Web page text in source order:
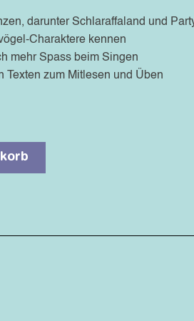
darunter Schlaraffaland und
Charaktere kennen
mehr Spass beim Singen
Texten zum Mitlesen und Üben